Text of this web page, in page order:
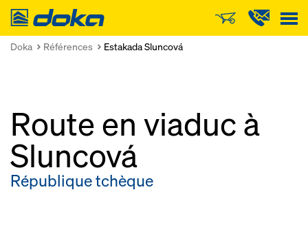
Doka
Doka Références Estakada Sluncová
Route en viaduc à
Sluncová
République tchèque